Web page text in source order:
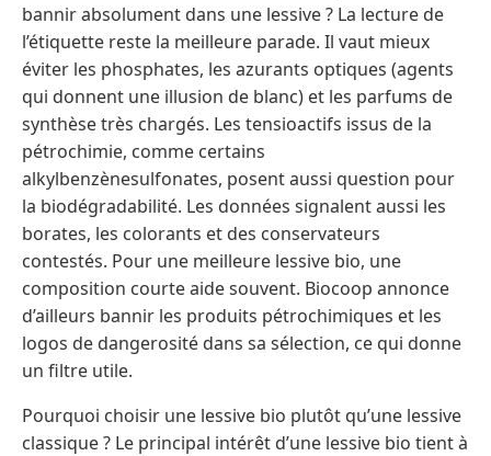
bannir absolument dans une lessive ? La lecture de
l’étiquette reste la meilleure parade. Il vaut mieux
éviter les phosphates, les azurants optiques (agents
qui donnent une illusion de blanc) et les parfums de
synthèse très chargés. Les tensioactifs issus de la
pétrochimie, comme certains
alkylbenzènesulfonates, posent aussi question pour
la biodégradabilité. Les données signalent aussi les
borates, les colorants et des conservateurs
contestés. Pour une meilleure lessive bio, une
composition courte aide souvent. Biocoop annonce
d’ailleurs bannir les produits pétrochimiques et les
logos de dangerosité dans sa sélection, ce qui donne
un filtre utile.
Pourquoi choisir une lessive bio plutôt qu’une lessive
classique ? Le principal intérêt d’une lessive bio tient à